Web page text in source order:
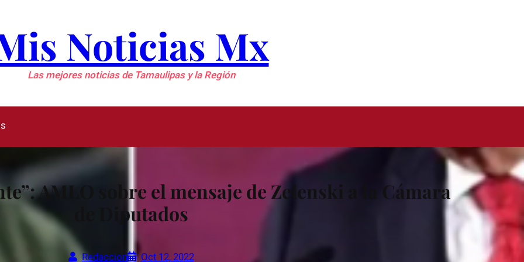
Noticias Mx
Las mejores noticias de Tamaulipas y la Región
AMLO sobre el mensaje de Zelenski a la Cámara
de Diputados
Redaccion Oct 12, 2022